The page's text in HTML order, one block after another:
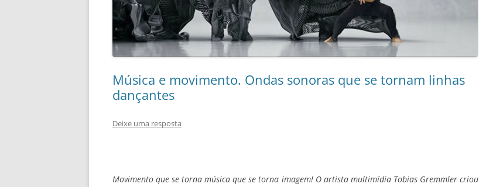
Música e movimento. Ondas sonoras que se tornam linhas
dançantes
Deixe uma resposta
Movimento que se torna música que se torna imagem! O artista multimídia Tobias Gremmler criou